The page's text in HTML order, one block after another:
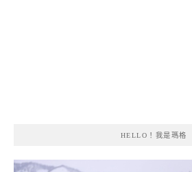
HELLO！我是瑪格